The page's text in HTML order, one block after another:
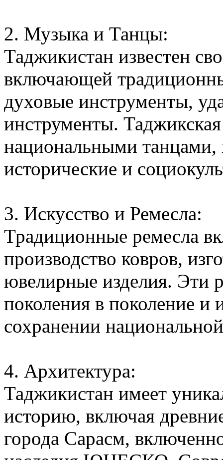
2. Музыка и Танцы:
Таджикистан известен
включающей
духовые инструменты,
инструменты.
национальными танцами,
исторические и
3. Искусство и Ремесла:
Традиционные ремесла
производство ковров,
ювелирные изделия. Эти
поколения в поколение
сохранении
4. Архитектура:
Таджикистан имеет
историю, включая
города Сарасм,